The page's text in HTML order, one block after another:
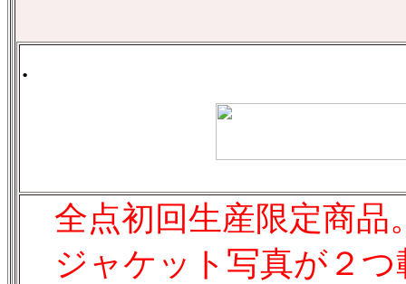
.
全点初回生産限定商品
ジャケット写真が２